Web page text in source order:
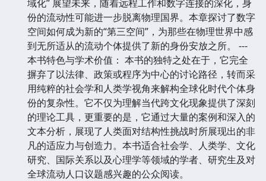
域化” 展望未来，随着远程工作和数字连接的深化，身
份的流动性可能进一步脱离物理国界。本章探讨了数字
空间如何成为新的“第三空间”，为那些在物理世界中感
到无所适从的流动个体提供了新的身份安放之所。 ---
本书特色与学术价值： 本书的独特之处在于，它完全
摒弃了以法律、政策或程序为中心的讨论路径，转而采
用纯粹的社会学和人类学视角来解构全球化时代个体身
份的复杂性。它不仅为理解当代跨文化现象提供了深刻
的理论工具，更重要的是，它通过大量的案例和深入的
文本分析，展现了人类面对结构性挑战时所展现出的非
凡的适应力与创造力。本书适合社会学、人类学、文化
研究、国际关系以及心理学等领域的学者、研究生及对
全球流动人口议题感兴趣的公众阅读。